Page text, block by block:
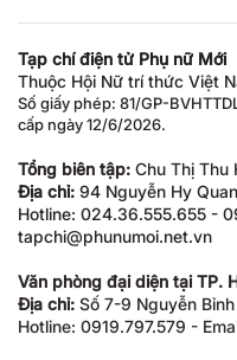
Tạp chí điện tử Phụ nữ Mới
Thuộc Hội Nữ trí thức Việt
Số giấy phép: 81/GP-
cấp ngày 12/6/2026.
Tổng biên tập: Chu Thị Thu
Địa chỉ: 94 Nguyễn Hy
Hotline: 024.36.555.655 -
tapchi@phunumoi.net.vn
Văn phòng đại diện tại TP.
Địa chỉ: Số 7-9 Nguyễn
Hotline: 0919.797.579 -